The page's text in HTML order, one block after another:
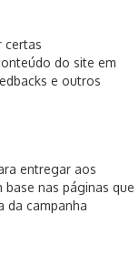
certas
do site em
e outros
entregar aos
nas páginas que
da campanha